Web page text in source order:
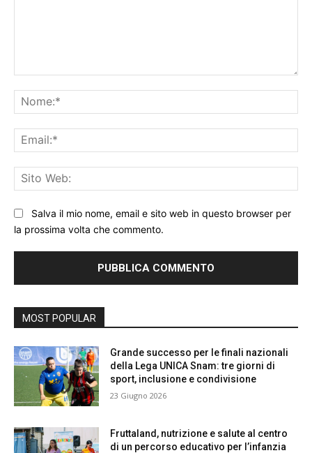
Salva il mio nome, email e sito web in questo browser per
la prossima volta che commento.
MOST POPULAR
Grande successo per le finali nazionali
della Lega UNICA Snam: tre giorni di
sport, inclusione e condivisione
23 Giugno 2026
Fruttaland, nutrizione e salute al centro
di un percorso educativo per l’infanzia